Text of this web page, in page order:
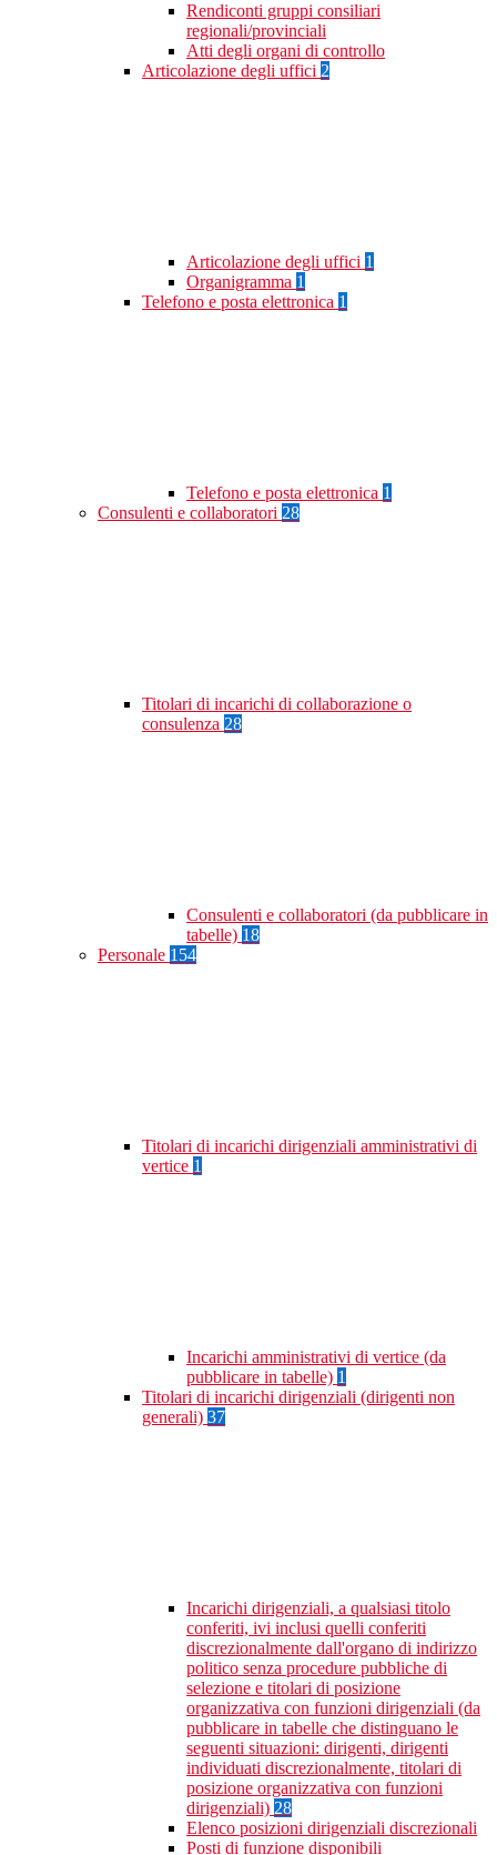
Rendiconti gruppi consiliari
regionali/provinciali
Atti degli organi di controllo
Articolazione degli uffici 2
Articolazione degli uffici 1
Organigramma 1
Telefono e posta elettronica 1
Telefono e posta elettronica 1
Consulenti e collaboratori 28
Titolari di incarichi di collaborazione o
consulenza 28
Consulenti e collaboratori (da pubblicare in
tabelle) 18
Personale 154
Titolari di incarichi dirigenziali amministrativi di
vertice 1
Incarichi amministrativi di vertice (da
pubblicare in tabelle) 1
Titolari di incarichi dirigenziali (dirigenti non
generali) 37
Incarichi dirigenziali, a qualsiasi titolo
conferiti, ivi inclusi quelli conferiti
discrezionalmente dall'organo di indirizzo
politico senza procedure pubbliche di
selezione e titolari di posizione
organizzativa con funzioni dirigenziali (da
pubblicare in tabelle che distinguano le
seguenti situazioni: dirigenti, dirigenti
individuati discrezionalmente, titolari di
posizione organizzativa con funzioni
dirigenziali) 28
Elenco posizioni dirigenziali discrezionali
Posti di funzione disponibili